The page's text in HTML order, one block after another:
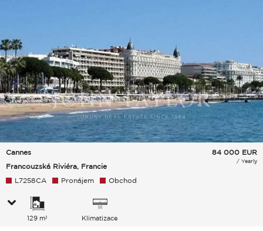
Cannes
Francouzská Riviéra, Francie
84 000 EUR
/ Yearly
L7258CA Pronájem Obchod
129 m² Klimatizace